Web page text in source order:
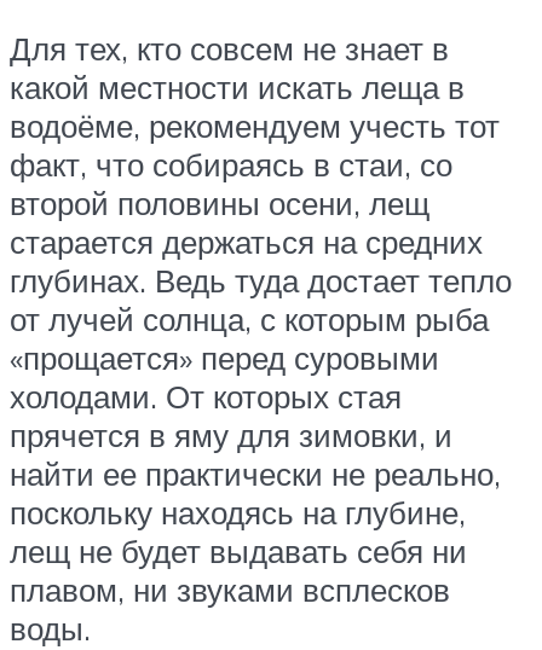
Для тех, кто совсем не знает в
какой местности искать леща в
водоёме, рекомендуем учесть тот
факт, что собираясь в стаи, со
второй половины осени, лещ
старается держаться на средних
глубинах. Ведь туда достает тепло
от лучей солнца, с которым рыба
«прощается» перед суровыми
холодами. От которых стая
прячется в яму для зимовки, и
найти ее практически не реально,
поскольку находясь на глубине,
лещ не будет выдавать себя ни
плавом, ни звуками всплесков
воды.